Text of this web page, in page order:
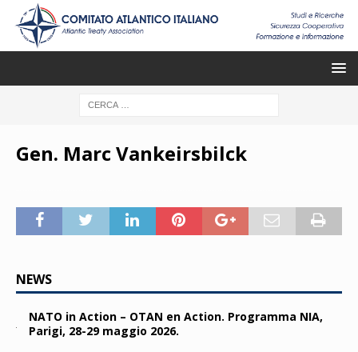
Gen. Marc Vankeirsbilck
NEWS
NATO in Action – OTAN en Action. Programma NIA,
Parigi, 28-29 maggio 2026.